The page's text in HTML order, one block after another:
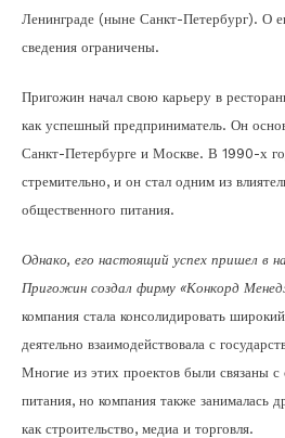
Ленинграде (ныне Санкт-Петербург). О
сведения ограничены.
Пригожин начал свою карьеру в
как успешный предприниматель. Он
Санкт-Петербурге и Москве. В 1990-х
стремительно, и он стал одним из
общественного питания.
Однако, его настоящий успех пришел в
Пригожин создал фирму «Конкорд
компания стала консолидировать
деятельно взаимодействовала с
Многие из этих проектов были связаны с
питания, но компания также занималась
как строительство, медиа и торговля.